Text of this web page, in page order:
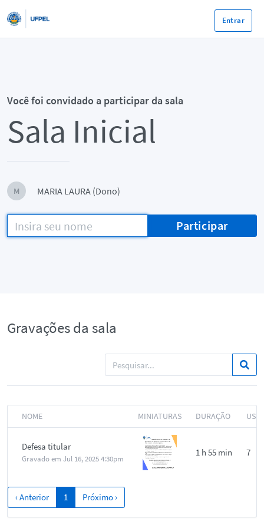
Entrar
Você foi convidado a participar da sala
Sala Inicial
M MARIA LAURA (Dono)
Participar
Gravações da sala
NOME MINIATURAS DURAÇÃO
Defesa titular
Gravado em Jul 16, 2025 4:30pm
1 h 55 min 7
‹ Anterior 1 Próximo ›